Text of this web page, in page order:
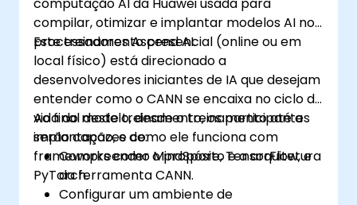
armazenamento em cache, pré-busca e
criação de perfil.
compilar, otimizar e implantar modelos AI nos
processadores Ascend AI.
Este treinamento presencial (online ou em
local físico) está direcionado a
desenvolvedores iniciantes de IA que desejam
entender como o CANN se encaixa no ciclo de
vida do modelo, desde o treinamento até a
implantação, e como ele funciona com
frameworks como MindSpore, TensorFlow, e
PyTorch.
Ao final deste treinamento, os participantes
serão capazes de:
Compreender o propósito e a arquitetura
da ferramenta CANN.
Configurar um ambiente de